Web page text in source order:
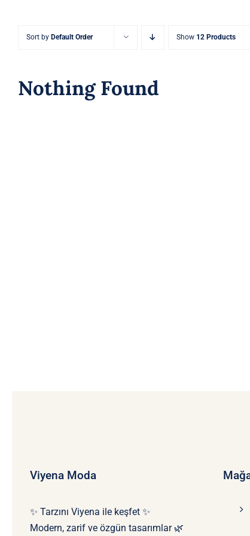
Sort by Default Order Show 12 Products
Nothing Found
Viyena Moda
✨ Tarzını Viyena ile keşfet ✨
Modern, zarif ve özgün tasarımlar 🌿